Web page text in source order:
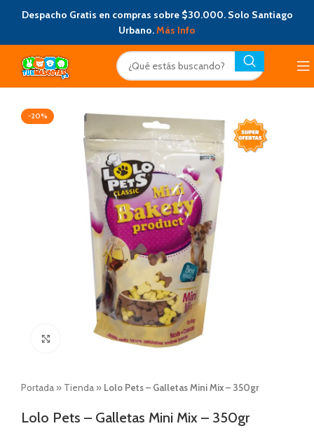
Despacho Gratis en compras sobre $30.000. Solo Santiago
Urbano.Más Info
-20%
Click to enlarge
Portada » Tienda » Lolo Pets – Galletas Mini Mix – 350gr
Lolo Pets – Galletas Mini Mix – 350gr